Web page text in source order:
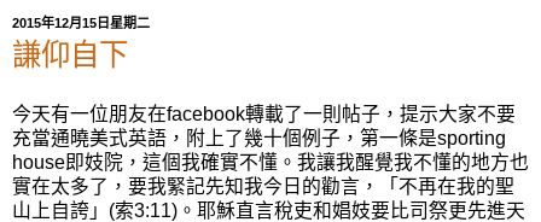
2015年12月15日星期二
謙仰自下
今天有一位朋友在facebook轉載了一則帖子，提示大家不要
充當通曉美式英語，附上了幾十個例子，第一條是sporting
house即妓院，這個我確實不懂。我讓我醒覺我不懂的地方也
實在太多了，要我緊記先知我今日的勸言，「不再在我的聖
山上自誇」(索3:11)。耶穌直言稅吏和娼妓要比司祭更先進天